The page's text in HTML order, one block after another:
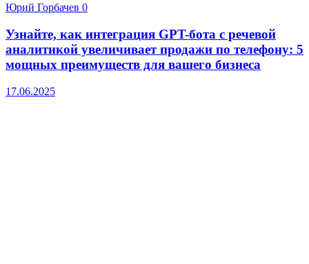
Юрий Горбачев 0
Узнайте, как интеграция GPT-бота с речевой
аналитикой увеличивает продажи по телефону: 5
мощных преимуществ для вашего бизнеса
17.06.2025